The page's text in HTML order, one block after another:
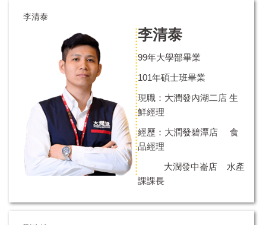
李清泰
李清泰
99年大學部畢業
101年碩士班畢業
現職： 大潤發內湖二店 生
鮮經理
經歷： 大潤發碧潭店 食
品經理
大潤發中崙店 水產
課課長